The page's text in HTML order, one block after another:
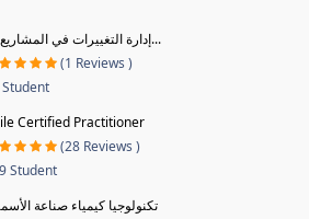
إدارة التغييرات في المشاريع ال...
(1 Reviews )
Certified Practitioner
(28 Reviews )
Student
تكنولوجيا كيمياء صناعة